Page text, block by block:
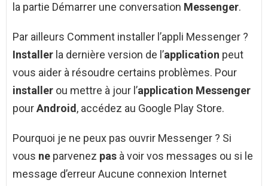
la partie Démarrer une conversation Messenger.
Par ailleurs Comment installer l’appli Messenger ?
Installer la dernière version de l’application peut
vous aider à résoudre certains problèmes. Pour
installer ou mettre à jour l’application Messenger
pourAndroid, accédez au Google Play Store.
Pourquoi je ne peux pas ouvrir Messenger ? Si
vous ne parvenez pas à voir vos messages ou si le
message d’erreur Aucune connexion Internet